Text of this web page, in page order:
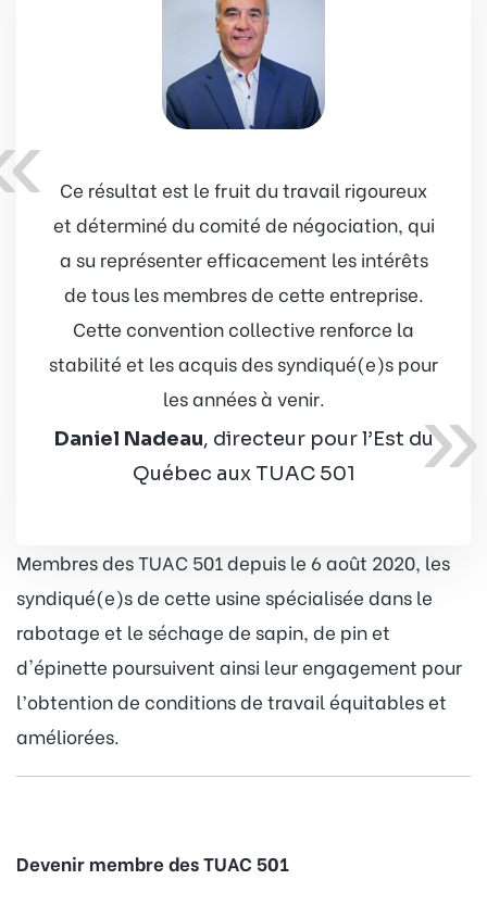
»
Ce résultat est le fruit du travail rigoureux
et déterminé du comité de négociation, qui
a su représenter efficacement les intérêts
de tous les membres de cette entreprise.
Cette convention collective renforce la
stabilité et les acquis des syndiqué(e)s pour
les années à venir.
Daniel Nadeau, directeur pour l’Est du
Québec aux TUAC 501
Membres des TUAC 501 depuis le 6 août 2020, les
syndiqué(e)s de cette usine spécialisée dans le
rabotage et le séchage de sapin, de pin et
d'épinette poursuivent ainsi leur engagement pour
l’obtention de conditions de travail équitables et
améliorées.
Devenir membre des TUAC 501